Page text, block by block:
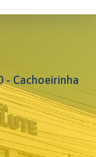
- Cachoeirinha